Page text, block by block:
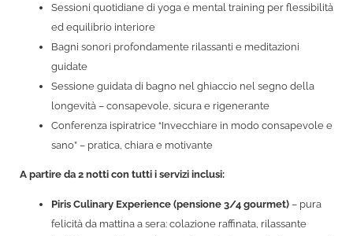
Sessioni quotidiane di yoga e mental training per flessibilità
ed equilibrio interiore
Bagni sonori profondamente rilassanti e meditazioni
guidate
Sessione guidata di bagno nel ghiaccio nel segno della
longevità – consapevole, sicura e rigenerante
Conferenza ispiratrice “Invecchiare in modo consapevole e
sano” – pratica, chiara e motivante
A partire da 2 notti con tutti i servizi inclusi:
Piris Culinary Experience (pensione 3/4 gourmet) – pura
felicità da mattina a sera: colazione raffinata, rilassante